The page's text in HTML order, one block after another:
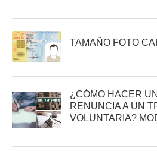
TAMAÑO FOTO
¿CÓMO HACER
RENUNCIA A UN
VOLUNTARIA?